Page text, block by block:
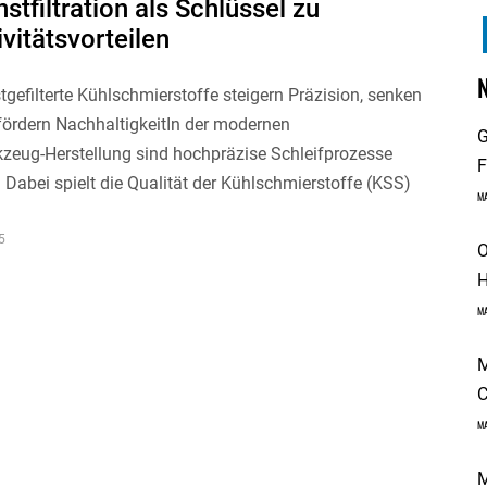
als Schlüssel zu
Kühlschmierstoffe steigern Präzision, senken
NachhaltigkeitIn der modernen
Herstellung sind hochpräzise Schleifprozesse
Dabei spielt die Qualität der Kühlschmierstoffe (KSS)